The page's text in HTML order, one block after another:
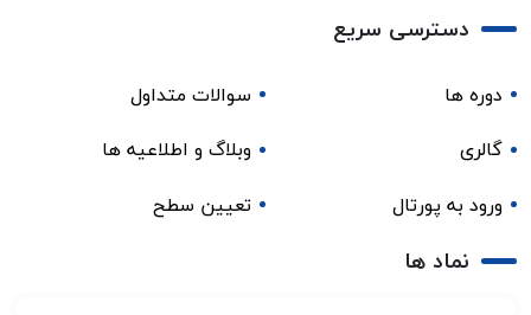
دسترسی سریع
دوره ها
سوالات متداول
گالری
وبلاگ و اطلاعیه ها
ورود به پورتال
تعیین سطح
نماد ها